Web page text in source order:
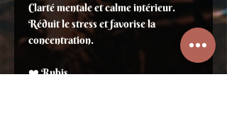
Clarté mentale et calme intérieur.
Réduit le stress et favorise la
concentration.
❤️ Rubis